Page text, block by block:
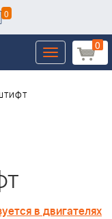
0
0
Toggle
navigation
в двигателях